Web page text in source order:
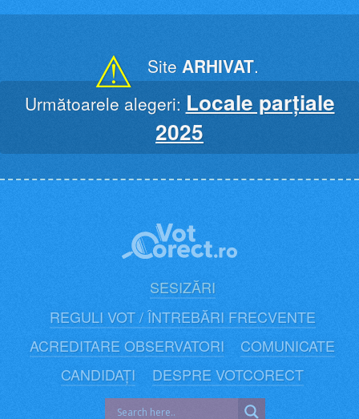
⚠ Site ARHIVAT.
Următoarele alegeri: Locale parțiale
2025
SESIZĂRI
REGULI VOT / ÎNTREBĂRI FRECVENTE
ACREDITARE OBSERVATORI
COMUNICATE
CANDIDAȚI
DESPRE VOTCORECT